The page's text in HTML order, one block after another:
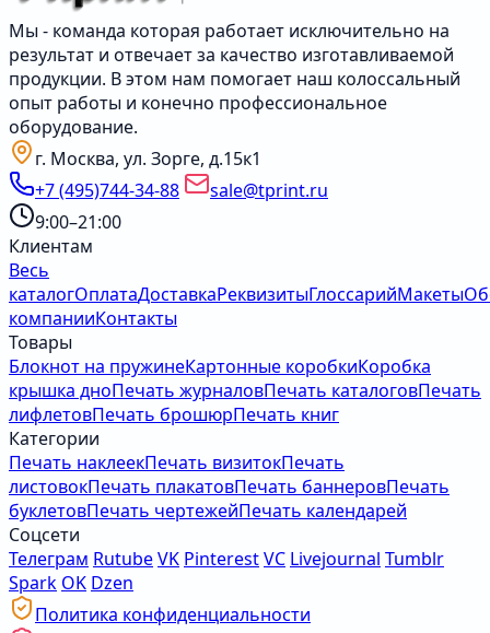
Мы - команда которая работает исключительно на
результат и отвечает за качество изготавливаемой
продукции. В этом нам помогает наш колоссальный
опыт работы и конечно профессиональное
оборудование.
г. Москва, ул. Зорге, д.15к1
+7 (495)744-34-88
sale@tprint.ru
9:00–21:00
Клиентам
Весь
каталогОплатаДоставкаРеквизитыГлоссарийМакеты
компанииКонтакты
Товары
Блокнот на пружинеКартонные коробкиКоробка
крышка дноПечать журналовПечать каталоговПечать
лифлетовПечать брошюрПечать книг
Категории
Печать наклеекПечать визитокПечать
листовокПечать плакатовПечать баннеровПечать
буклетовПечать чертежейПечать календарей
Соцсети
Телеграм RutubeVK PinterestVC Livejournal Tumblr
Spark OK Dzen
Политика конфиденциальности